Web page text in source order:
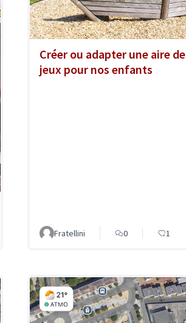
Créer ou adapter une aire de
jeux pour nos enfants
Fratellini 0 1